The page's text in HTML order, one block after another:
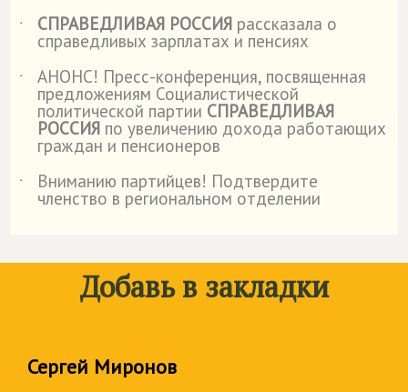
˙
СПРАВЕДЛИВАЯ РОССИЯ рассказала о
справедливых зарплатах и пенсиях
˙
АНОНС! Пресс-конференция, посвященная
предложениям Социалистической
политической партии СПРАВЕДЛИВАЯ
РОССИЯ по увеличению дохода работающих
граждан и пенсионеров
˙
Вниманию партийцев! Подтвердите
членство в региональном отделении
Добавь в закладки
Сергей Миронов